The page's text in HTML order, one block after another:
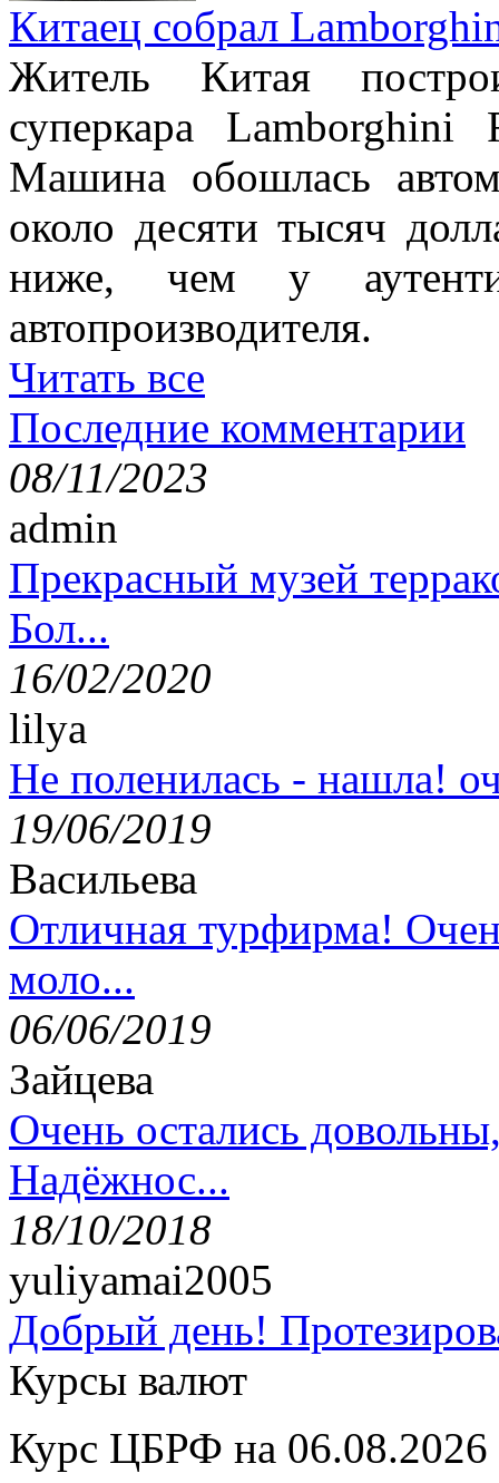
Китаец собрал
Житель Китая
суперкара Lamborghini
Машина обошлась
около десяти тысяч
ниже, чем у
автопроизводителя.
Читать все
Последние комментарии
08/11/2023
admin
Прекрасный музей
Бол...
16/02/2020
lilya
Не поленилась - нашла!
19/06/2019
Васильева
Отличная турфирма!
моло...
06/06/2019
Зайцева
Очень остались
Надёжнос...
18/10/2018
yuliyamai2005
Добрый день!
Курсы валют
Курс ЦБРФ на 06.08.2026